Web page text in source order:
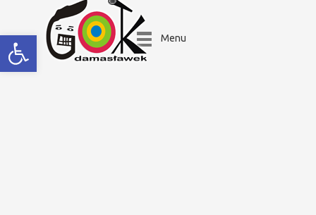
Open toolbar Menu